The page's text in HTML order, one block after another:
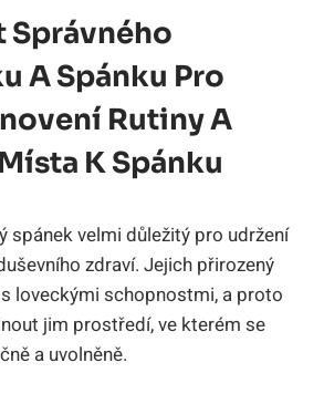
Správného
A Spánku Pro
Rutiny A
K Spánku
spánek velmi důležitý pro udržení
zdraví. Jejich přirozený
loveckými schopnostmi, a proto
jim prostředí, ve kterém se
a uvolněně.